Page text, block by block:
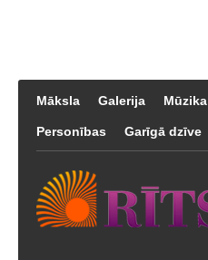
Māksla Galerija Mūzika
Personības Garīgā dzīve